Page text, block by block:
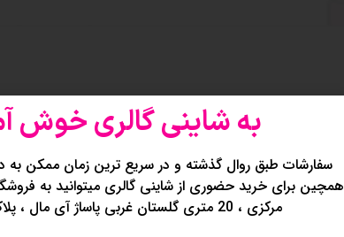
به شاینی گالری خوش
سفارشات طبق روال گذشته و در سریع ترین زمان ممکن
همچین برای خرید حضوری از شاینی گالری میتوانید به
مرکزی ، 20 متری گلستان غربی پاساژ آی مال ، پلاک 18 مراجعه نمایید.